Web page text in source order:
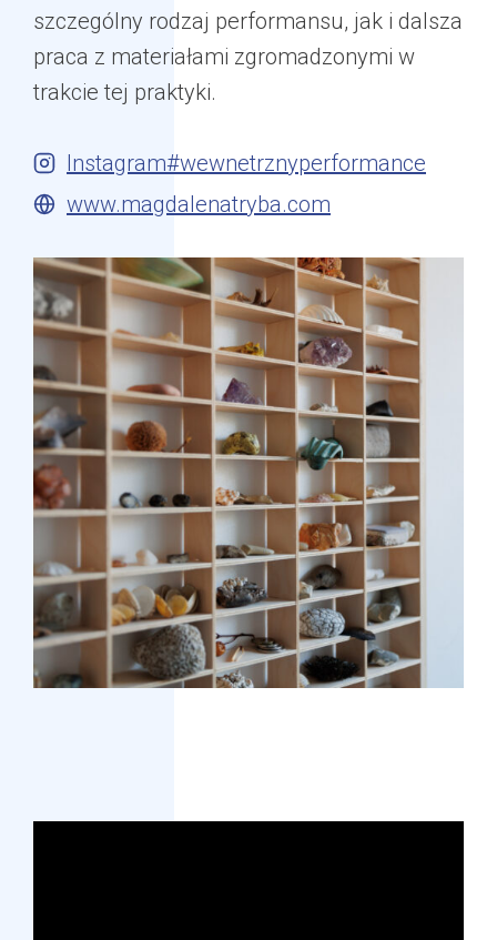
szczególny rodzaj performansu, jak i dalsza
praca z materiałami zgromadzonymi w
trakcie tej praktyki.
Instagram#wewnetrznyperformance
www.magdalenatryba.com